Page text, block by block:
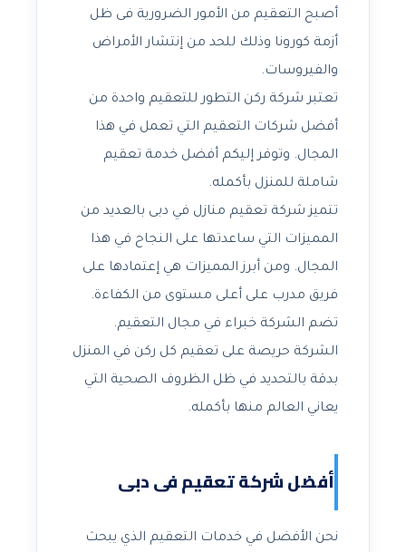
أصبح التعقيم من الأمور الضرورية فى ظل
أزمة كورونا وذلك للحد من إنتشار الأمراض
والفيروسات.
تعتبر شركة ركن التطور للتعقيم واحدة من
أفضل شركات التعقيم التي تعمل في هذا
المجال. وتوفر إليكم أفضل خدمة تعقيم
شاملة للمنزل بأكمله.
تتميز شركة تعقيم منازل في دبى بالعديد من
المميزات التي ساعدتها على النجاح في هذا
المجال. ومن أبرز المميزات هي إعتمادها على
فريق مدرب على أعلى مستوى من الكفاءة.
تضم الشركة خبراء في مجال التعقيم.
الشركة حريصة على تعقيم كل ركن في المنزل
بدقة بالتحديد في ظل الظروف الصحية التي
يعاني العالم منها بأكمله.
أفضل شركة تعقيم فى دبى
نحن الأفضل في خدمات التعقيم الذي يبحث